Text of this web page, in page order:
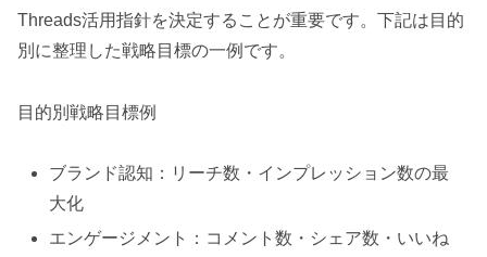
Threads活用指針を決定することが重要です。下記は目的
別に整理した戦略目標の一例です。
目的別戦略目標例
ブランド認知：リーチ数・インプレッション数の最
大化
エンゲージメント：コメント数・シェア数・いいね